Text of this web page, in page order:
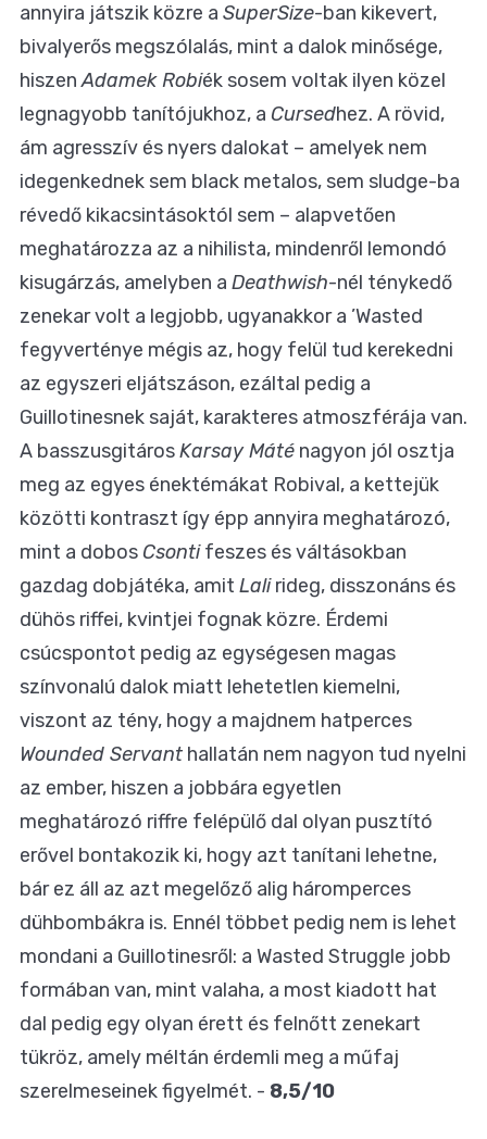
annyira játszik közre a SuperSize-ban kikevert,
bivalyerős megszólalás, mint a dalok minősége,
hiszenAdamek Robiék sosem voltak ilyen közel
legnagyobb tanítójukhoz, a Cursedhez. A rövid,
ám agresszív és nyers dalokat – amelyek nem
idegenkednek sem black metalos, sem sludge-ba
révedő kikacsintásoktól sem – alapvetően
meghatározza az a nihilista, mindenről lemondó
kisugárzás, amelyben a Deathwish-nél ténykedő
zenekar volt a legjobb, ugyanakkor a ’Wasted
fegyverténye mégis az, hogy felül tud kerekedni
az egyszeri eljátszáson, ezáltal pedig a
Guillotinesnek saját, karakteres atmoszférája van.
A basszusgitárosKarsay Máté nagyon jól osztja
meg az egyes énektémákat Robival, a kettejük
közötti kontraszt így épp annyira meghatározó,
mint a dobos Csontifeszes és váltásokban
gazdag dobjátéka, amit Lalirideg, disszonáns és
dühös riffei, kvintjei fognak közre. Érdemi
csúcspontot pedig az egységesen magas
színvonalú dalok miatt lehetetlen kiemelni,
viszont az tény, hogy a majdnem hatperces
Wounded Servant hallatán nem nagyon tud nyelni
az ember, hiszen a jobbára egyetlen
meghatározó riffre felépülő dal olyan pusztító
erővel bontakozik ki, hogy azt tanítani lehetne,
bár ez áll az azt megelőző alig háromperces
dühbombákra is. Ennél többet pedig nem is lehet
mondani a Guillotinesről: a Wasted Struggle jobb
formában van, mint valaha, a most kiadott hat
dal pedig egy olyan érett és felnőtt zenekart
tükröz, amely méltán érdemli meg a műfaj
szerelmeseinek figyelmét. - 8,5/10